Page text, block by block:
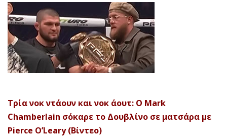
Τρία νοκ ντάουν και νοκ άουτ: Ο Mark
Chamberlain σόκαρε το Δουβλίνο σε ματσάρα με
Pierce O’Leary (Βίντεο)